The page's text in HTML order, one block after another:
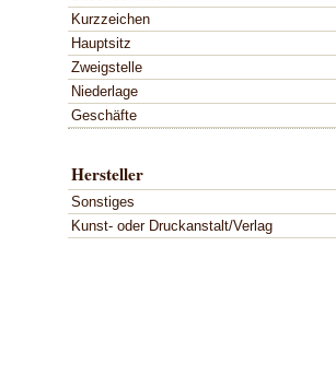
Kurzzeichen
Hauptsitz
Zweigstelle
Niederlage
Geschäfte
Hersteller
Sonstiges
Kunst- oder Druckanstalt/Verlag